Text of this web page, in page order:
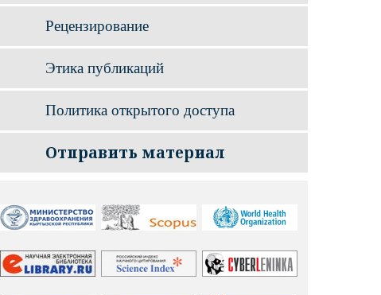
Рецензирование
Этика публикаций
Политика открытого доступа
Отправить материал